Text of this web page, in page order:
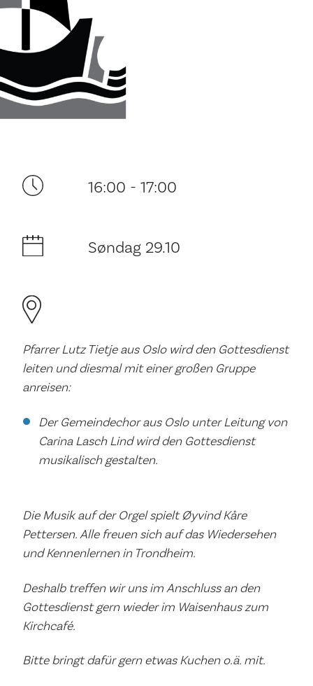
Ditt besøk
16:00 - 17:00
Søndag 29.10
Pfarrer Lutz Tietje aus Oslo wird den Gottesdienst
leiten und diesmal mit einer großen Gruppe
anreisen:
Der Gemeindechor aus Oslo unter Leitung von
Carina Lasch Lind wird den Gottesdienst
musikalisch gestalten.
Die Musik auf der Orgel spielt Øyvind Kåre
Pettersen. Alle freuen sich auf das Wiedersehen
und Kennenlernen in Trondheim.
Deshalb treffen wir uns im Anschluss an den
Gottesdienst gern wieder im Waisenhaus zum
Kirchcafé.
Bitte bringt dafür gern etwas Kuchen o.ä. mit.